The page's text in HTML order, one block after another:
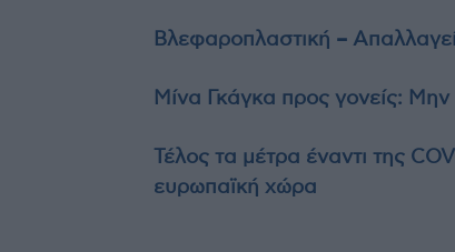
Βλεφαροπλαστική –
Μίνα Γκάγκα προς γονείς:
Τέλος τα μέτρα έναντι της
ευρωπαϊκή χώρα